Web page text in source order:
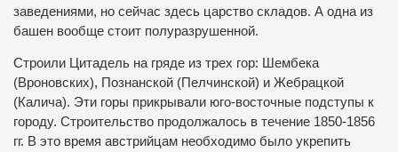
заведениями, но сейчас здесь царство складов. А одна из
башен вообще стоит полуразрушенной.
Строили Цитадель на гряде из трех гор: Шембека
(Вроновских), Познанской (Пелчинской) и Жебрацкой
(Калича). Эти горы прикрывали юго-восточные подступы к
городу. Строительство продолжалось в течение 1850-1856
гг. В это время австрийцам необходимо было укрепить